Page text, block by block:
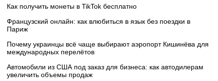
Как получить монеты в TikTok бесплатно
Французский онлайн: как влюбиться в язык без поездки в
Париж
Почему украинцы всё чаще выбирают аэропорт Кишинёва для
международных перелётов
Автомобили из США под заказ для бизнеса: как автодилерам
увеличить объемы продаж